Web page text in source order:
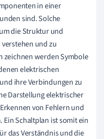
in einer
sind. Solche
die Struktur und
und zu
zeichnen werden Symbole
elektrischen
ihre Verbindungen zu
Darstellung elektrischer
von Fehlern und
Ein Schaltplan ist somit ein
das Verständnis und die